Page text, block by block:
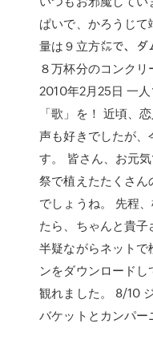
ぱいで、かろうじて
量は９立方㍍で、ダ
８万杯分のコンクリ
2010年2月25日 一
「歌」を！ 近頃、
声も好きでしたが
す。 皆さん、お元
祭で植えたたくさん
でしょうね。 先程
たら、ちゃんと貴
半疑ながらネットで
ンをダウンロードし
観れました。 8/10
バケットとカンパー